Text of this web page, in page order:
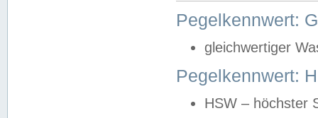
Pegelkennwert:
gleichwertiger
Pegelkennwert:
HSW – höchster